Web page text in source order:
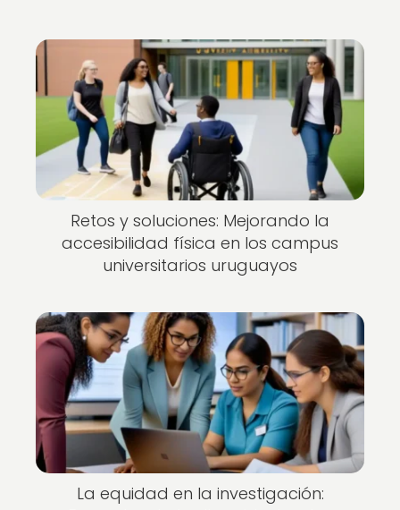
Retos y soluciones: Mejorando la
accesibilidad física en los campus
universitarios uruguayos
La equidad en la investigación: